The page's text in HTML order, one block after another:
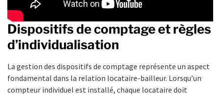
Dispositifs de comptage et règles
d’individualisation
La gestion des dispositifs de comptage représente un aspect
fondamental dans la relation locataire-bailleur. Lorsqu’un
compteur individuel est installé, chaque locataire doit